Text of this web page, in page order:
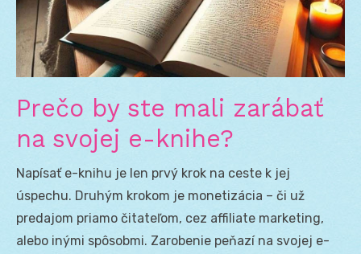
Prečo by ste mali zarábať
na svojej e-knihe?
Napísať e-knihu je len prvý krok na ceste k jej
úspechu. Druhým krokom je monetizácia – či už
predajom priamo čitateľom, cez affiliate marketing,
alebo inými spôsobmi. Zarobenie peňazí na svojej e-